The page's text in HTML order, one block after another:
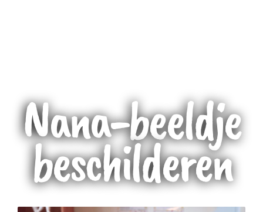
Nana-beeldje
beschilderen